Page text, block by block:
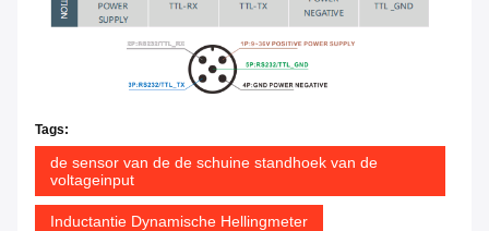
Tags:
de sensor van de de schuine standhoek van de
voltageinput
Inductantie Dynamische Hellingmeter